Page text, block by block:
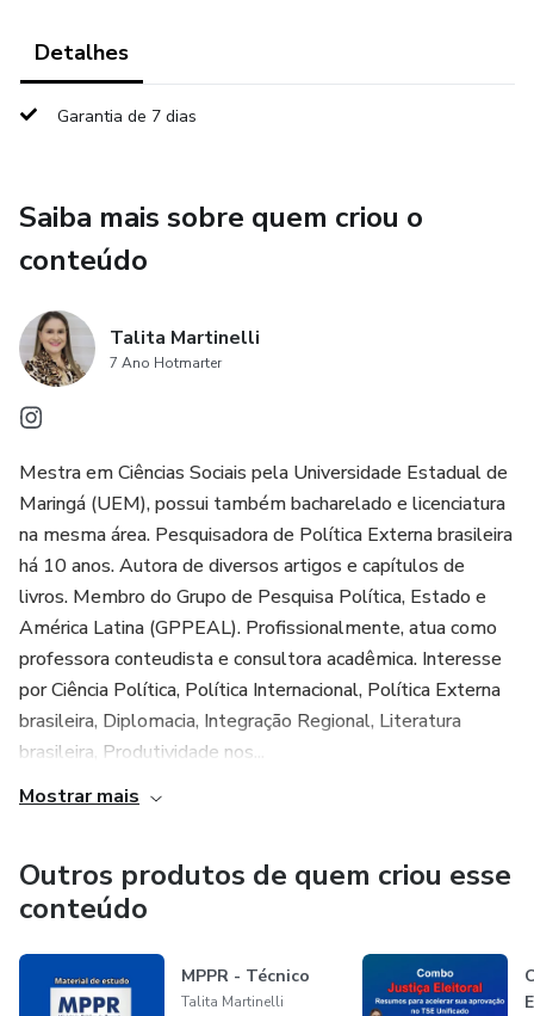
Detalhes
Garantia de 7 dias
Saiba mais sobre quem criou o
conteúdo
Talita Martinelli
7 Ano Hotmarter
Mestra em Ciências Sociais pela Universidade Estadual de
Maringá (UEM), possui também bacharelado e licenciatura
na mesma área. Pesquisadora de Política Externa brasileira
há 10 anos. Autora de diversos artigos e capítulos de
livros. Membro do Grupo de Pesquisa Política, Estado e
América Latina (GPPEAL). Profissionalmente, atua como
professora conteudista e consultora acadêmica. Interesse
por Ciência Política, Política Internacional, Política Externa
brasileira, Diplomacia, Integração Regional, Literatura
brasileira, Produtividade nos...
Mostrar mais
Outros produtos de quem criou esse
conteúdo
MPPR - Técnico
Talita Martinelli